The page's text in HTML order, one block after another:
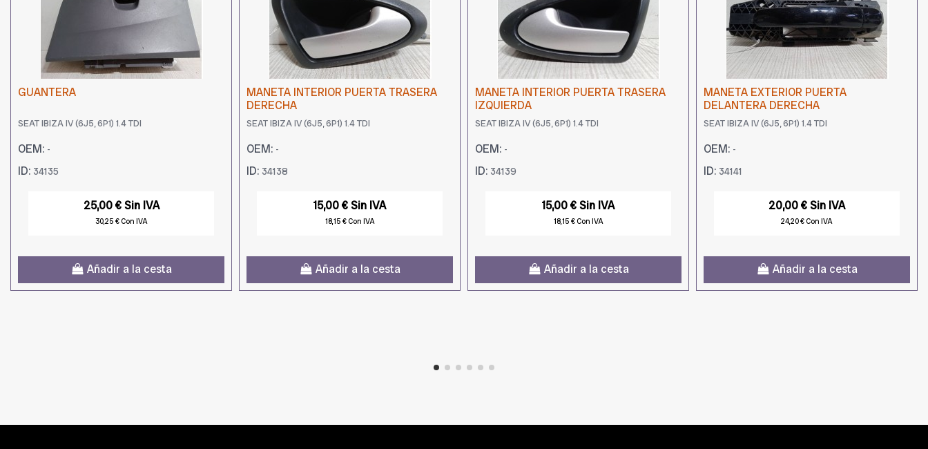
GUANTERA
SEAT IBIZA IV (6J5, 6P1) 1.4 TDI
OEM: -
ID: 34135
25,00 € Sin IVA
30,25 € Con IVA
Añadir a la cesta
MANETA INTERIOR PUERTA TRASERA
DERECHA
SEAT IBIZA IV (6J5, 6P1) 1.4 TDI
OEM: -
ID: 34138
15,00 € Sin IVA
18,15 € Con IVA
Añadir a la cesta
MANETA INTERIOR PUERTA TRASERA
IZQUIERDA
SEAT IBIZA IV (6J5, 6P1) 1.4 TDI
OEM: -
ID: 34139
15,00 € Sin IVA
18,15 € Con IVA
Añadir a la cesta
MANETA EXTERIOR PUERTA
DELANTERA DERECHA
SEAT IBIZA IV (6J5, 6P1) 1.4 TDI
OEM: -
ID: 34141
20,00 € Sin IVA
24,20 € Con IVA
Añadir a la cesta